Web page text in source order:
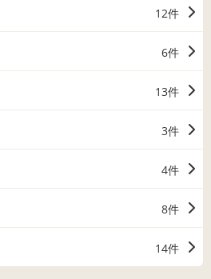
12件
6件
13件
3件
4件
8件
14件